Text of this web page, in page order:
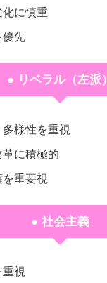
に慎重
優先
● リベラル（左派）
様性を重視
に積極的
重要視
● 社会主義
重視